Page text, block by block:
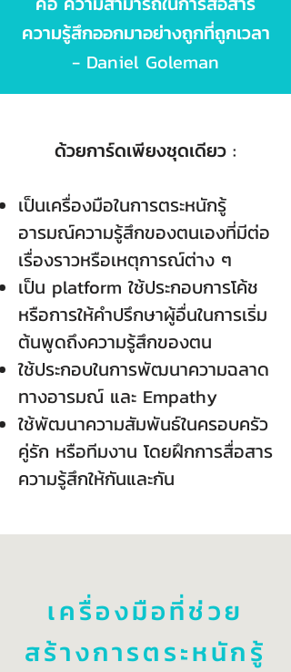
ความรู้สึกออกมาอย่างถูกที่ถูกเวลา
- Daniel Goleman
ด้วยการ์ดเพียงชุดเดียว :
เป็นเครื่องมือในการตระหนักรู้
อารมณ์ความรู้สึกของตนเองที่มีต่อ
เรื่องราวหรือเหตุการณ์ต่าง ๆ
เป็น platform ใช้ประกอบการโค้ช
หรือการให้คำปรึกษาผู้อื่นในการเริ่ม
ต้นพูดถึงความรู้สึกของตน
ใช้ประกอบในการพัฒนาความฉลาด
ทางอารมณ์ และ Empathy
ใช้พัฒนาความสัมพันธ์ในครอบครัว
คู่รัก หรือทีมงาน โดยฝึกการสื่อสาร
ความรู้สึกให้กันและกัน
เครื่องมือที่ช่วย
สร้างการตระหนักรู้